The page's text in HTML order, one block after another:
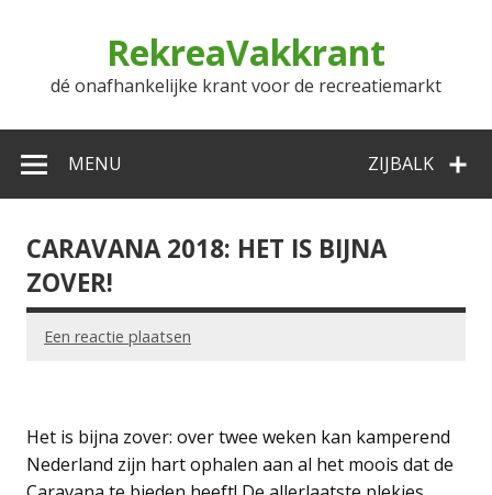
RekreaVakkrant
dé onafhankelijke krant voor de recreatiemarkt
ZIJBALK
MENU
CARAVANA 2018: HET IS BIJNA
ZOVER!
Een reactie plaatsen
Het is bijna zover: over twee weken kan kamperend
Nederland zijn hart ophalen aan al het moois dat de